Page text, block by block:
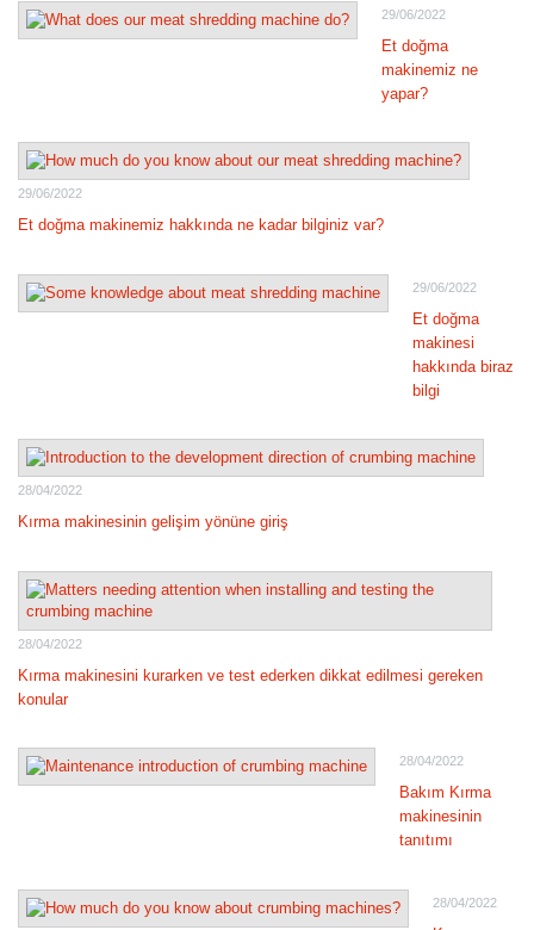
29/06/2022
Et doğma
makinemiz ne
yapar?
29/06/2022
Et doğma makinemiz hakkında ne kadar bilginiz var?
29/06/2022
Et doğma
makinesi
hakkında biraz
bilgi
28/04/2022
Kırma makinesinin gelişim yönüne giriş
28/04/2022
Kırma makinesini kurarken ve test ederken dikkat edilmesi gereken
konular
28/04/2022
Bakım Kırma
makinesinin
tanıtımı
28/04/2022